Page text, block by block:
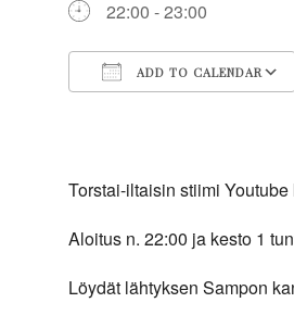
22:00 - 23:00
ADD TO CALENDAR
Torstai-iltaisin stiimi
Aloitus n. 22:00 ja kesto 1
Löydät lähtyksen Sampon